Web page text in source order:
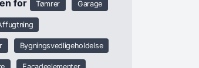
for Tømrer Garage
Bygningsvedligeholdelse